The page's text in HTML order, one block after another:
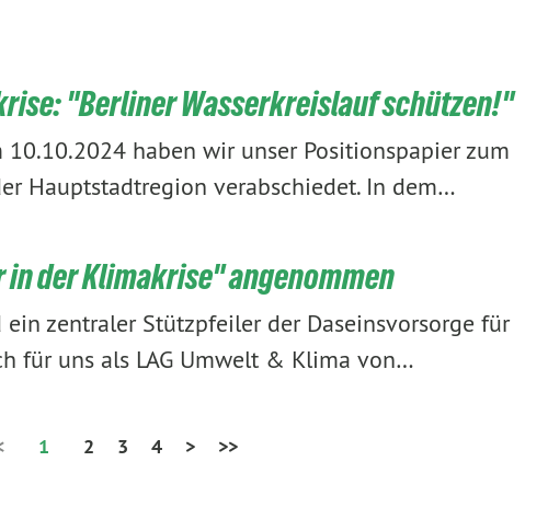
"Berliner Wasserkreislauf schützen!"
haben wir unser Positionspapier zum
Hauptstadtregion verabschiedet. In dem…
der Klimakrise" angenommen
ein zentraler Stützpfeiler der Daseinsvorsorge für
für uns als LAG Umwelt & Klima von…
1 2 3 4 > >>